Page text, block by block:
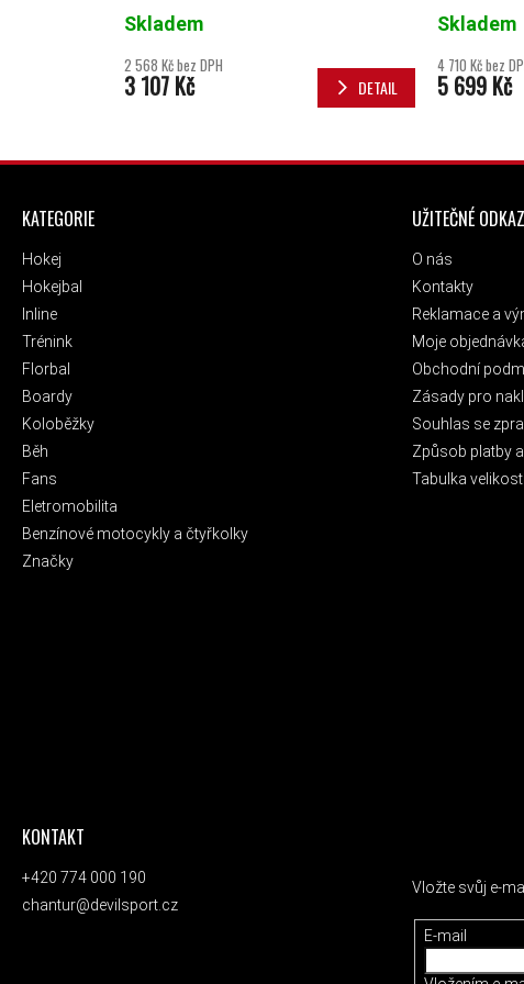
Skladem
2 568 Kč bez DPH
3 107 Kč DETAIL
Skladem
4 710 Kč bez
5 699 Kč
ZÁPATÍ
KATEGORIE
Hokej
Hokejbal
Inline
Trénink
Florbal
Boardy
Koloběžky
Běh
Fans
Eletromobilita
Benzínové motocykly a čtyřkolky
Značky
UŽITEČNÉ
O nás
Kontakty
Reklamace a
Moje
Obchodní
Zásady pro
Souhlas se
Způsob platby
Tabulka
KONTAKT
+420 774 000 190
chantur@devilsport.cz
Vložte svůj e-
E-mail